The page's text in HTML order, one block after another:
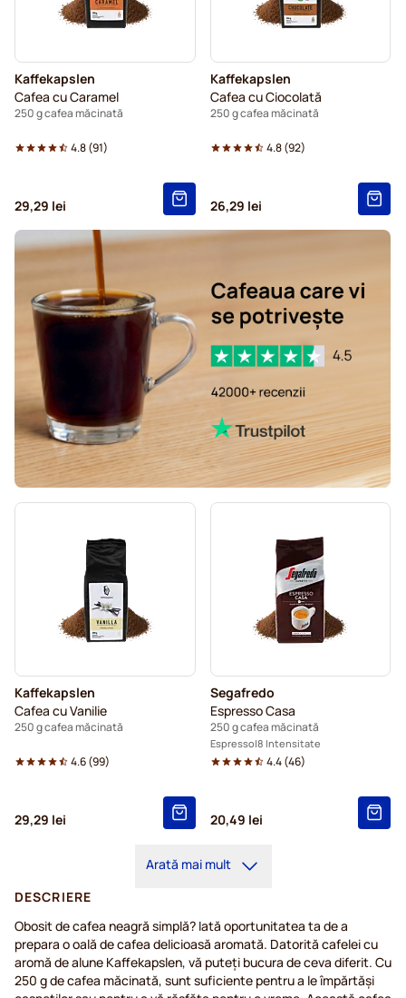
Kaffekapslen
Cafea cu Caramel
250 g cafea măcinată
4.8(91)
29,29 lei
Kaffekapslen
Cafea cu Ciocolată
250 g cafea măcinată
4.8(92)
26,29 lei
Kaffekapslen
Cafea cu Vanilie
250 g cafea măcinată
4.6(99)
29,29 lei
Segafredo
Espresso Casa
250 g cafea măcinată
Espresso 8 Intensitate
4.4(46)
20,49 lei
Arată mai mult
DESCRIERE
Obosit de cafea neagră simplă? Iată oportunitatea ta de a
prepara o oală de cafea delicioasă aromată. Datorită cafelei cu
aromă de alune Kaffekapslen, vă puteți bucura de ceva diferit. Cu
250 g de cafea măcinată, sunt suficiente pentru a le împărtăși